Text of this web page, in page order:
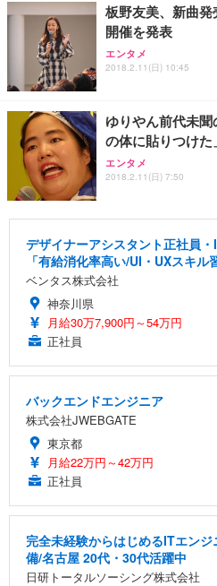
板野友美、新曲
開催を発表
エンタメ
2018.2.11(日) 10:45
ゆりやん前代未
の体に貼りつけた
エンタメ
2018.2.11(日) 7:50
デザイナーアシスタント正社員
「有給消化率高い/UI・UXスキル
ベンタス株式会社
神奈川県
月給30万7,900円～54万円
正社員
バックエンドエンジニア
株式会社JWEBGATE
東京都
月給22万円～42万円
正社員
完全未経験からはじめるITエン
備/名古屋 20代・30代活躍中
日研トータルソーシング株式会社